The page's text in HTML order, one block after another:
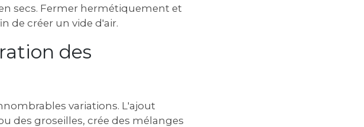
secs. Fermer hermétiquement et
de créer un vide d'air.
des
variations. L'ajout
des groseilles‚ crée des mélanges